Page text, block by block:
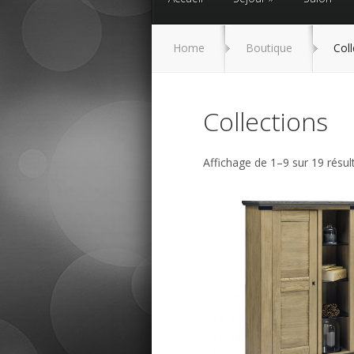
Home Boutique
Collections
Affichage de 1–9 sur 19